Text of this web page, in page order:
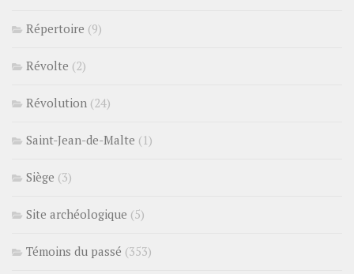
Répertoire (9)
Révolte (2)
Révolution (24)
Saint-Jean-de-Malte (1)
Siège (3)
Site archéologique (5)
Témoins du passé (353)